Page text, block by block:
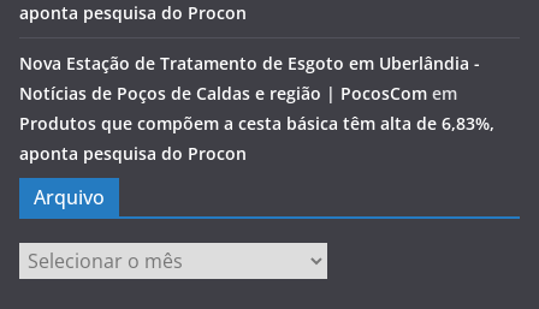
aponta pesquisa do Procon
Nova Estação de Tratamento de Esgoto em Uberlândia -
Notícias de Poços de Caldas e região | PocosCom em
Produtos que compõem a cesta básica têm alta de 6,83%,
aponta pesquisa do Procon
Arquivo
Arquivo